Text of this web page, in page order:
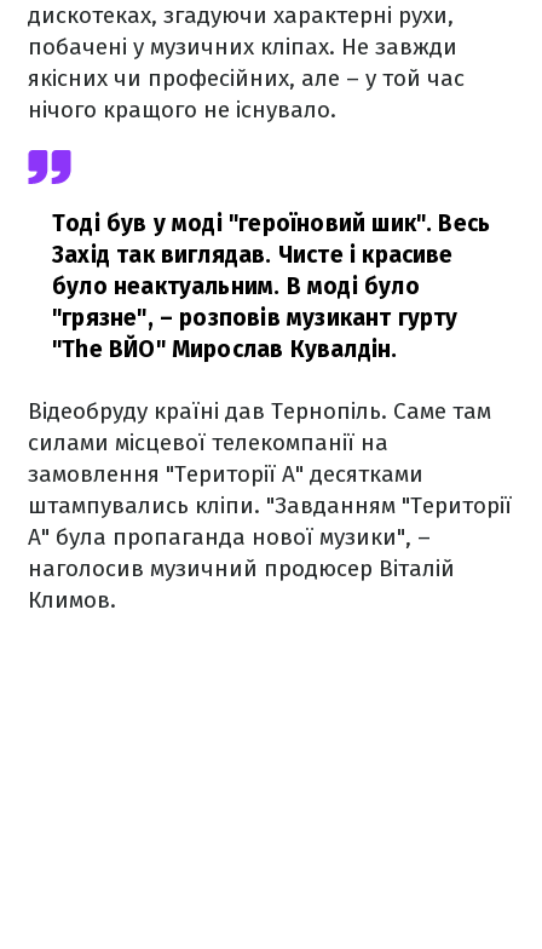
дискотеках, згадуючи характерні рухи,
побачені у музичних кліпах. Не завжди
якісних чи професійних, але – у той час
нічого кращого не існувало.
Тоді був у моді "героїновий шик". Весь
Захід так виглядав. Чисте і красиве
було неактуальним. В моді було
"грязне", – розповів музикант гурту
"The ВЙО" Мирослав Кувалдін.
Відеобруду країні дав Тернопіль. Саме там
силами місцевої телекомпанії на
замовлення "Території А" десятками
штампувались кліпи. "Завданням "Території
А" була пропаганда нової музики", –
наголосив музичний продюсер Віталій
Климов.